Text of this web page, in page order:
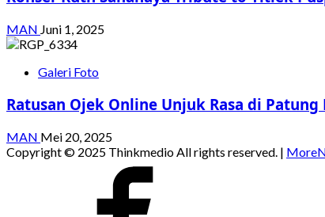
MAN Juni 1, 2025
Galeri Foto
Ratusan Ojek Online Unjuk Rasa di Patung
MAN Mei 20, 2025
Copyright © 2025 Thinkmedio All rights reserved. |